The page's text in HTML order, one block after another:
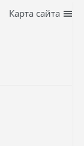
Карта сайта